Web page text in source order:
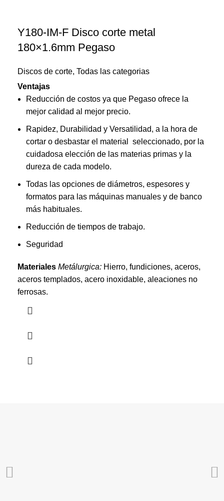
Y180-IM-F Disco corte metal
180×1.6mm Pegaso
Discos de corte, Todas las categorias
Ventajas
Reducción de costos ya que Pegaso ofrece la
mejor calidad al mejor precio.
Rapidez, Durabilidad y Versatilidad, a la hora de
cortar o desbastar el material seleccionado, por la
cuidadosa elección de las materias primas y la
dureza de cada modelo.
Todas las opciones de diámetros, espesores y
formatos para las máquinas manuales y de banco
más habituales.
Reducción de tiempos de trabajo.
Seguridad
Materiales Metálurgica: Hierro, fundiciones, aceros,
aceros templados, acero inoxidable, aleaciones no
ferrosas.